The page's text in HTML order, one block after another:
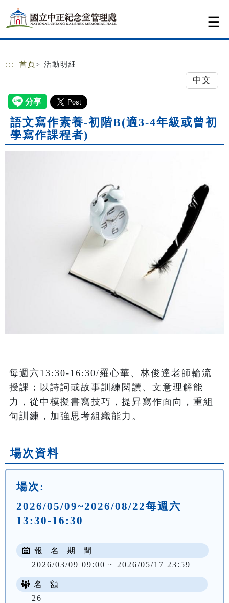
跳到主要內容
網站導覽
::: 首頁 > 活動明細
中文
語文寫作素養-初階B(適3-4年級或曾初
學寫作課程者)
每週六13:30-16:30/羅心華、林俊達老師輪流
授課；以詩詞或故事訓練閱讀、文意理解能
力，從中模擬書寫技巧，提昇寫作面向，重組
句訓練，加強思考組織能力。
場次資料
場次:
2026/05/09~2026/08/22每週六
13:30-16:30
報 名 期 間
2026/03/09 09:00 ~ 2026/05/17 23:59
名 額
26